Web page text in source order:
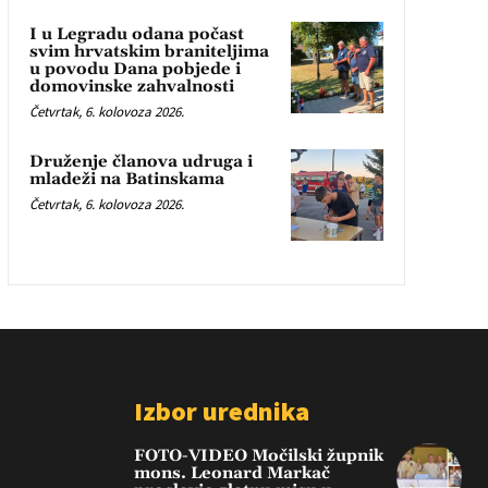
I u Legradu odana počast
svim hrvatskim braniteljima
u povodu Dana pobjede i
domovinske zahvalnosti
Četvrtak, 6. kolovoza 2026.
Druženje članova udruga i
mladeži na Batinskama
Četvrtak, 6. kolovoza 2026.
Izbor urednika
FOTO-VIDEO Močilski župnik
mons. Leonard Markač